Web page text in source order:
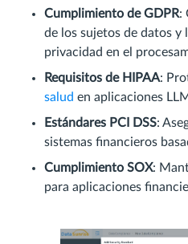
Cumplimiento de GDPR:
de los sujetos de datos y
privacidad en el
Requisitos de HIPAA:
salud en aplicaciones
Estándares PCI DSS:
sistemas financieros
Cumplimiento SOX:
para aplicaciones